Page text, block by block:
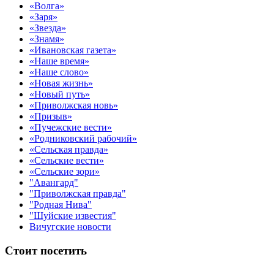
«Волга»
«Заря»
«Звезда»
«Знамя»
«Ивановская газета»
«Наше время»
«Наше слово»
«Новая жизнь»
«Новый путь»
«Приволжская новь»
«Призыв»
«Пучежские вести»
«Родниковский рабочий»
«Сельская правда»
«Сельские вести»
«Сельские зори»
"Авангард"
"Приволжская правда"
"Родная Нива"
"Шуйские известия"
Вичугские новости
Стоит посетить